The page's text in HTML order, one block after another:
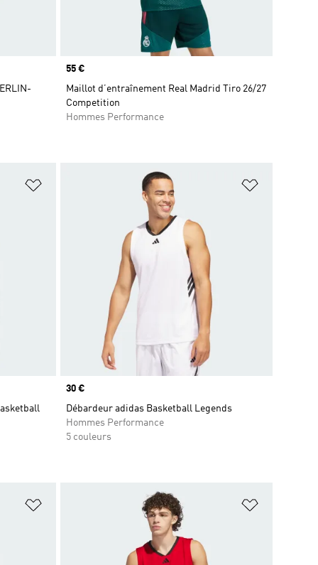
Prix
55 €
Maillot d’entraînement Real Madrid Tiro 26/27
Competition
Hommes Performance
Ajouter à la Liste de produits favoris
Prix
30 €
Débardeur adidas Basketball Legends
Hommes Performance
5 couleurs
Ajouter à la Liste de produits favoris